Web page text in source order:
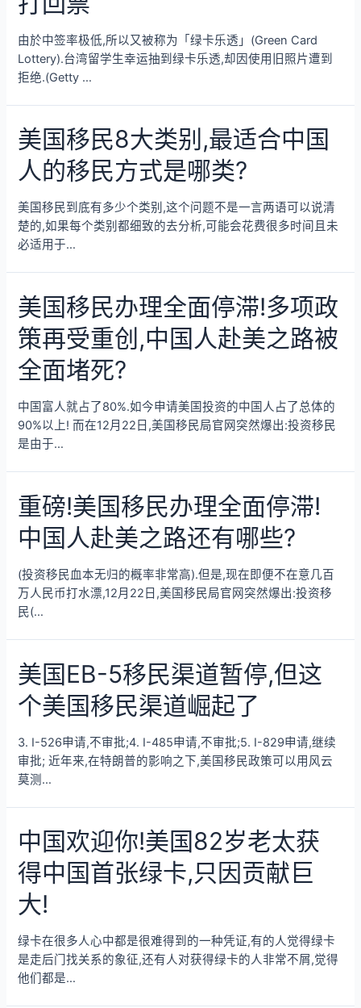
由於中签率极低,所以又被称为「绿卡乐透」(Green Card
Lottery).台湾留学生幸运抽到绿卡乐透,却因使用旧照片遭到
拒绝.(Getty …
美国移民8大类别,最适合中国
人的移民方式是哪类?
美国移民到底有多少个类别,这个问题不是一言两语可以说清
楚的,如果每个类别都细致的去分析,可能会花费很多时间且未
必适用于…
美国移民办理全面停滞!多项政
策再受重创,中国人赴美之路被
全面堵死?
中国富人就占了80%.如今申请美国投资的中国人占了总体的
90%以上! 而在12月22日,美国移民局官网突然爆出:投资移民
是由于…
重磅!美国移民办理全面停滞!
中国人赴美之路还有哪些?
(投资移民血本无归的概率非常高).但是,现在即便不在意几百
万人民币打水漂,12月22日,美国移民局官网突然爆出:投资移
民(…
美国EB-5移民渠道暂停,但这
个美国移民渠道崛起了
3. I-526申请,不审批;4. I-485申请,不审批;5. I-829申请,继续
审批; 近年来,在特朗普的影响之下,美国移民政策可以用风云
莫测…
中国欢迎你!美国82岁老太获
得中国首张绿卡,只因贡献巨
大!
绿卡在很多人心中都是很难得到的一种凭证,有的人觉得绿卡
是走后门找关系的象征,还有人对获得绿卡的人非常不屑,觉得
他们都是…